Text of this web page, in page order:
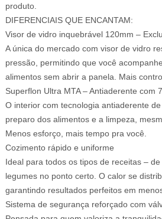
produto.
DIFERENCIAIS QUE ENCANTAM:
Visor de vidro inquebrável 120mm –
A única do mercado com visor de vidro
pressão, permitindo que você
alimentos sem abrir a panela. Mais
Superflon Ultra MTA – Antiaderente com
O interior com tecnologia antiaderente
preparo dos alimentos e a limpeza,
Menos esforço, mais tempo pra você.
Cozimento rápido e uniforme
Ideal para todos os tipos de receitas –
legumes no ponto certo. O calor se
garantindo resultados perfeitos em
Sistema de segurança reforçado com